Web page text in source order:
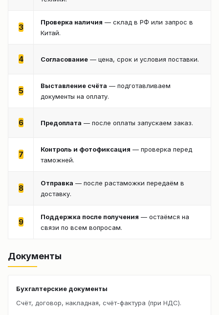
3
Проверка наличия — склад в РФ или запрос в
Китай.
4 Согласование — цена, срок и условия поставки.
5
Выставление счёта — подготавливаем
документы на оплату.
6 Предоплата — после оплаты запускаем заказ.
7
Контроль и фотофиксация — проверка перед
таможней.
8
Отправка — после растаможки передаём в
доставку.
9
Поддержка после получения — остаёмся на
связи по всем вопросам.
Документы
Бухгалтерские документы
Счёт, договор, накладная, счёт-фактура (при НДС).